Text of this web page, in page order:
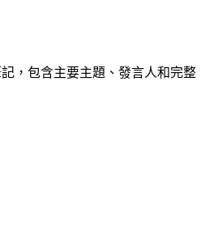
，包含主要主題、發言人和完整